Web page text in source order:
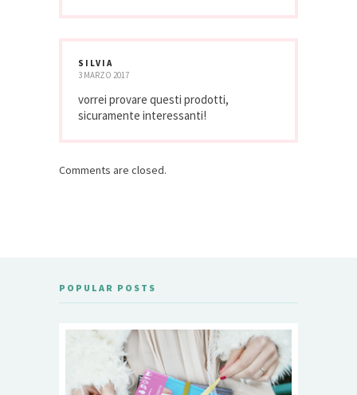
SILVIA
3 MARZO 2017
vorrei provare questi prodotti,
sicuramente interessanti!
Comments are closed.
POPULAR POSTS